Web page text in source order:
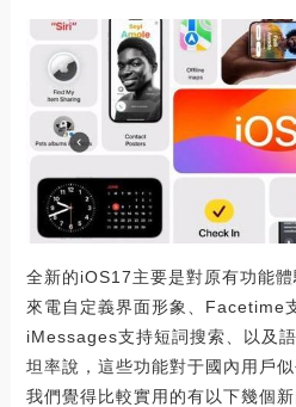
全新的iOS17主要是對原有功能
來電自定義界面形象、Facetime
iMessages支持短詞搜索、以及
坦率說，這些功能對于國內用戶
我們覺得比較實用的有以下幾個新